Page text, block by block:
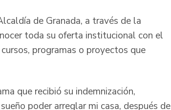
de Granada, a través de la
toda su oferta institucional con el
programas o proyectos que
que recibió su indemnización,
poder arreglar mi casa, después de